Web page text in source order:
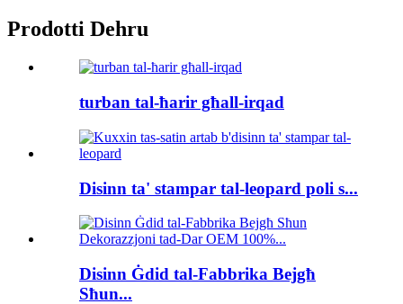
Prodotti Dehru
turban tal-ħarir għall-irqad
Disinn ta' stampar tal-leopard poli s...
Disinn Ġdid tal-Fabbrika Bejgħ
Sħun...